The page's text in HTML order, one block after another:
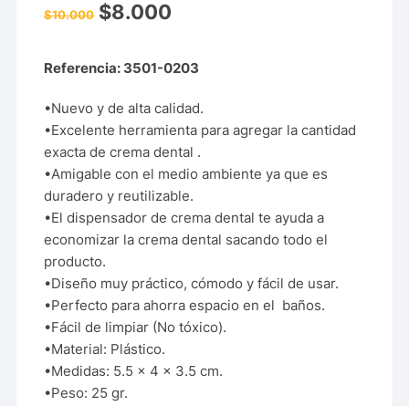
$10.000 $8.000
Referencia: 3501-0203
•Nuevo y de alta calidad.
•Excelente herramienta para agregar la cantidad
exacta de crema dental .
•Amigable con el medio ambiente ya que es
duradero y reutilizable.
•El dispensador de crema dental te ayuda a
economizar la crema dental sacando todo el
producto.
•Diseño muy práctico, cómodo y fácil de usar.
•Perfecto para ahorra espacio en el baños.
•Fácil de limpiar (No tóxico).
•Material: Plástico.
•Medidas: 5.5 x 4 x 3.5 cm.
•Peso: 25 gr.